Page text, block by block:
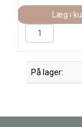
Læg i
På lager: